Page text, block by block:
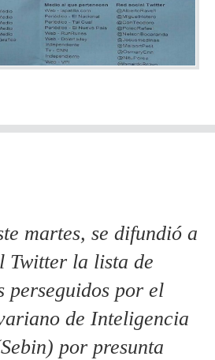
martes, se difundió a
Twitter la lista de
perseguidos por el
de Inteligencia
por presunta